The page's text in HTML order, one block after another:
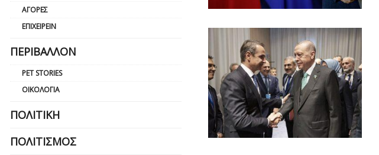
ΑΓΟΡΈΣ
ΕΠΙΧΕΙΡΕΊΝ
ΠΕΡΙΒΆΛΛΟΝ
PET STORIES
ΟΙΚΟΛΟΓΊΑ
ΠΟΛΙΤΙΚΉ
ΠΟΛΙΤΙΣΜΌΣ